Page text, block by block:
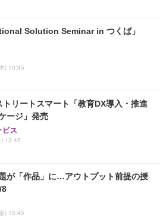
Solution Seminar in つくば」
) 10:45
トリートスマート「教育DX導入・推進
ージ」発売
ビス
13:45
が「作品」に…アウトプット前提の授
8
) 15:45